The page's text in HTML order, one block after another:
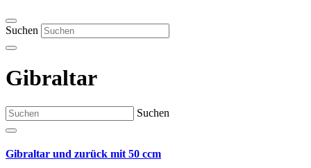
Suchen
Gibraltar
Suchen
Gibraltar und zurück mit 50 ccm